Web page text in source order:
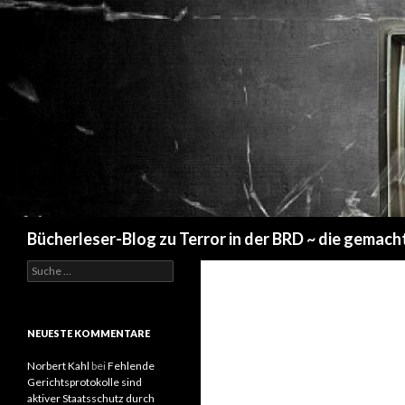
Bücherleser-Blog zu Terror in der BRD ~ die
u
e
a
c
h
NEUESTE KOMMENTARE
Norbert Kahl beiFehlende
Gerichtsprotokolle sind
aktiver Staatsschutz durch